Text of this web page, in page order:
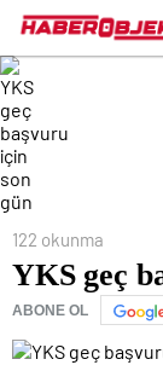
122 okunma
YKS geç
ABONE OL